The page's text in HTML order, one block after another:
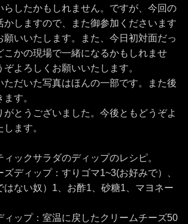
らしたかもしれません。ですが、今回の
かしますので、また御参加くださいます
願いいたします。また、今日初対面だっ
こかの現場で一緒になるかもしれませ
よろしくお願いいたします。
ただいた写真はほんの一部です。また後
す。
がとうございました。今後ともどうぞよ
ます。
ックサラダのディップのレシピ。
ズディップ：すりゴマ1~3(お好みで）、
はない奴）1、お酢1、砂糖1、マヨネー
ィップ：室温に戻したクリームチーズ50